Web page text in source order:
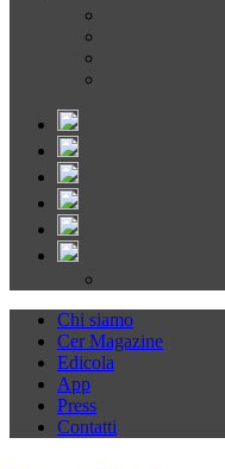
Chi siamo
Cer Magazine
Edicola
App
Press
Contatti